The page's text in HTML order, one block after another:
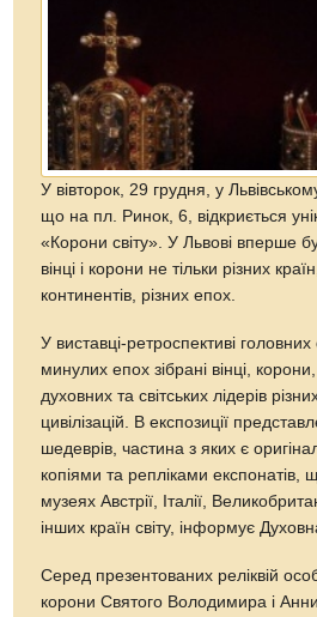
У вівторок, 29 грудня, у
що на пл. Ринок, 6, відкриється
«Корони світу». У Львові вперше
вінці і корони не тільки різних
континентів, різних епох.
У виставці-ретроспективі
минулих епох зібрані вінці,
духовних та світських лідерів
цивілізацій. В експозиції
шедеврів, частина з яких є
копіями та репліками експонатів,
музеях Австрії, Італії,
інших країн світу, інформує
Серед презентованих реліквій
корони Святого Володимира і Анни